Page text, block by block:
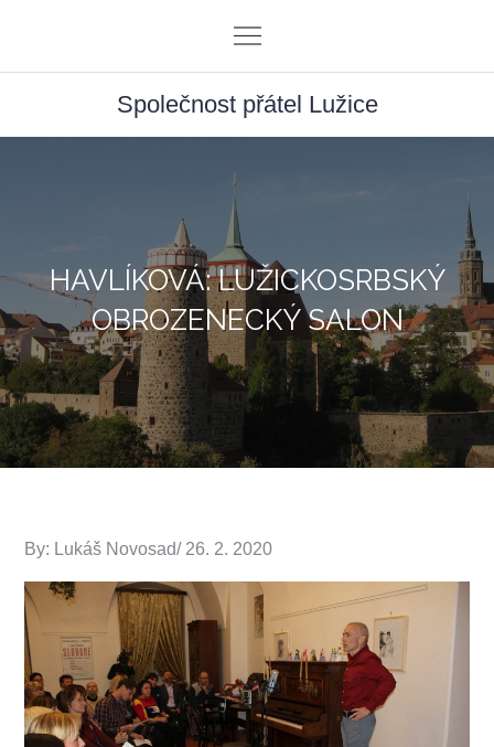
content
Společnost přátel Lužice
HAVLÍKOVÁ: LUŽICKOSRBSKÝ
OBROZENECKÝ SALON
By: Lukáš Novosad Posted
on
26. 2. 2020